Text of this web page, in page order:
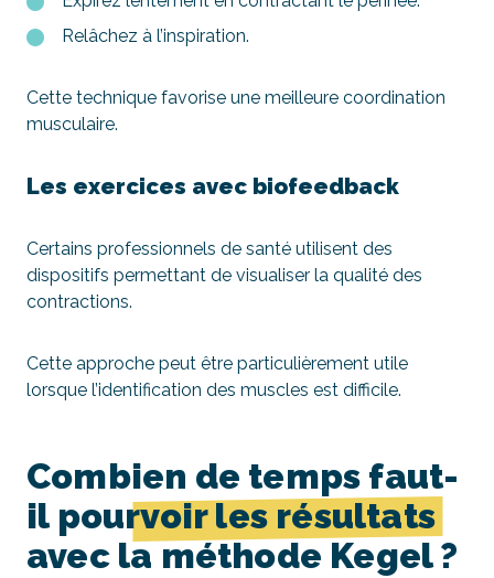
Relâchez à l’inspiration.
Cette technique favorise une meilleure coordination
musculaire.
Les exercices avec biofeedback
Certains professionnels de santé utilisent des
dispositifs permettant de visualiser la qualité des
contractions.
Cette approche peut être particulièrement utile
lorsque l’identification des muscles est difficile.
Combien de temps faut-
il pourvoir les résultats
avec la méthode Kegel ?